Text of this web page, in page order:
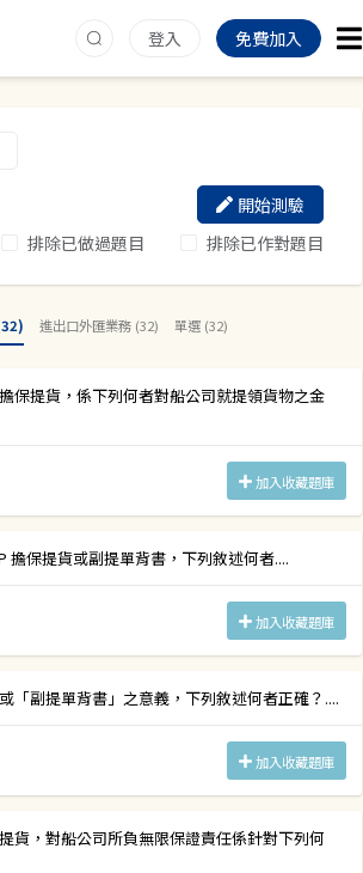
登入 免費加入
排除已做過題目 排除已作對題目
開始測驗
進出口外匯業務 (32) 單選 (32)
保提貨，係下列何者對船公司就提領貨物之金
加入收藏題庫
擔保提貨或副提單背書，下列敘述何者....
加入收藏題庫
「副提單背書」之意義，下列敘述何者正確？....
加入收藏題庫
貨，對船公司所負無限保證責任係針對下列何